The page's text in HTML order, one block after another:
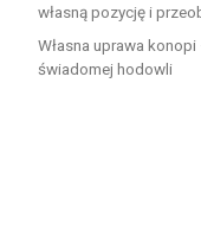
własną pozycję i
Własna uprawa
świadomej hodowli